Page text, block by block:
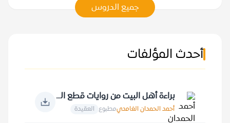
جميع الدروس
أحدث المؤلفات
براءة أهل البيت من روايات قطع الصلة بالقرآن الكريم
أحمد الحمدان الغامديمطبوع العقيدة